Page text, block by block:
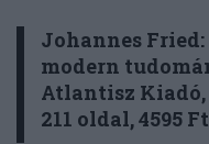
Johannes
modern
Atlantisz Kiadó,
211 oldal, 4595 Ft